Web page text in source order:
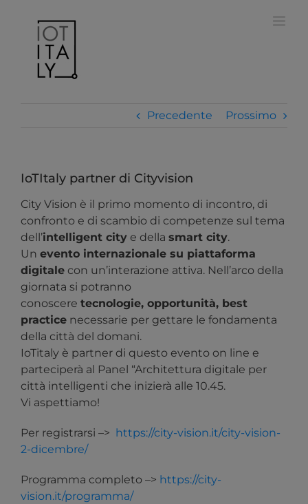
contenuto
Precedente Prossimo
IoTItaly partner di Cityvision
City Vision è il primo momento di incontro, di
confronto e di scambio di competenze sul tema
dell’intelligent city e della smart city.
Un evento internazionale su piattaforma
digitale con un’interazione attiva. Nell’arco della
giornata si potranno
conoscere tecnologie, opportunità, best
practice necessarie per gettare le fondamenta
della città del domani.
IoTitaly è partner di questo evento on line e
parteciperà al Panel “Architettura digitale per
città intelligenti che inizierà alle 10.45.
Vi aspettiamo!
Per registrarsi –> https://city-vision.it/city-vision-
2-dicembre/
Programma completo –> https://city-
vision.it/programma/